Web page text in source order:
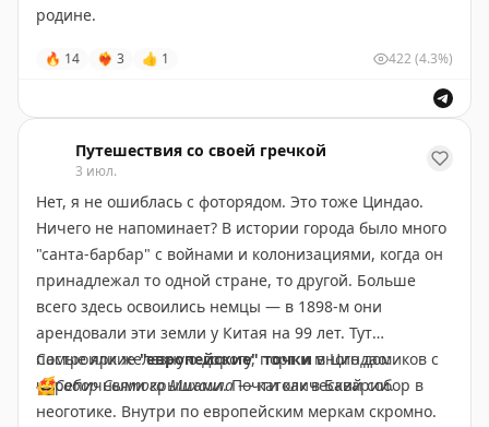
родине.
на определенный временной слот. Крайне не
рекомендую выбирать вечернее время в пятницу или
выходные из-за огромных толп туристов! Не получите
никакого удовольствия. Я, как и большинство,
покупала самый простой
музея — исторический и современный корпус (60¥
стоимость билета включена дегустация двух видов
пива — светлого и тёмного нефильтрованного. На
территории есть сувенирный магазин с низкими
ценами. Там мной была захвачена оригинальная
баночка Tsingtao всего за5¥.
Аппараты со свежим пивом в Циндао на каждом шагу
(13-15¥за 1 литр). Разливают в обычные бутылки и,
по-старинке, в прозрачные пакеты с трубочкой.
🔥 14 ❤‍🔥 3 👍 1 422 (4.3%)
Путешествия со своей гречкой
3 июл.
Нет, я не ошиблась с фоторядом. Это тоже Циндао.
Ничего не напоминает? В истории города было много
"санта-барбар" с войнами и колонизациями, когда он
принадлежал то одной стране, то другой. Больше
всего здесь освоились немцы — в 1898-м они
арендовали эти земли у Китая на 99 лет. Тут
построили железную дорогу, порт и много домиков с
черепичными крышами. Почти как в Баварии.
Самые яркие"европейские" точки в Циндао:
🤩Собор Святого Михаила— католический собор в
неоготике. Внутри по европейским меркам скромно.